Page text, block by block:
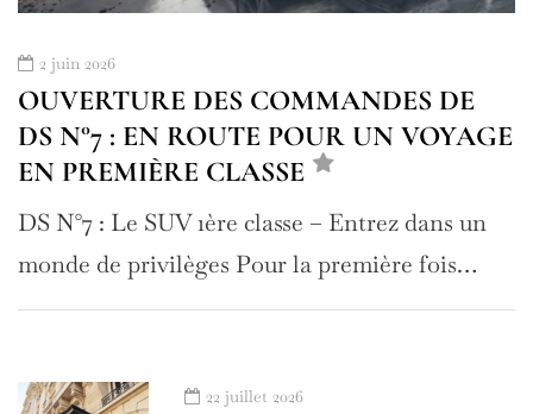
2 juin 2026
OUVERTURE DES COMMANDES DE
DS N°7 : EN ROUTE POUR UN VOYAGE
EN PREMIÈRE CLASSE
DS N°7 : Le SUV 1ère classe – Entrez dans un
monde de privilèges Pour la première fois…
22 juillet 2026